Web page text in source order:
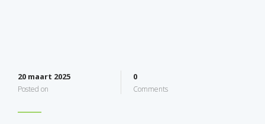
20 maart 2025
Posted on
0
Comments